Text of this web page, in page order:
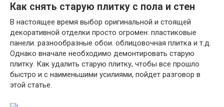
Как снять старую плитку с пола и стен
В настоящее время выбор оригинальной и стоящей
декоративной отделки просто огромен: пластиковые
панели. разнообразные обои. облицовочная плитка и т.д.
Однако вначале необходимо демонтировать старую
плитку. Как удалить старую плитку, чтобы все прошло
быстро и с наименьшими усилиями, пойдет разговор в
этой статье.